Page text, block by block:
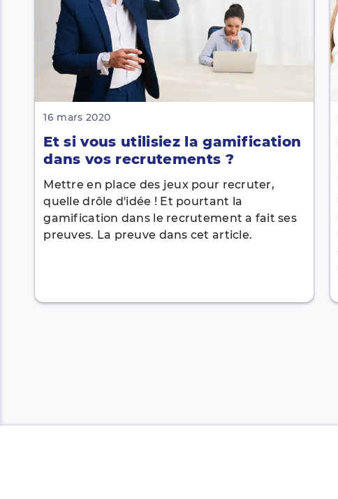
16 mars 2020
Et si vous utilisiez la gamification
dans vos recrutements ?
Mettre en place des jeux pour recruter,
quelle drôle d'idée ! Et pourtant la
gamification dans le recrutement a fait ses
preuves. La preuve dans cet article.